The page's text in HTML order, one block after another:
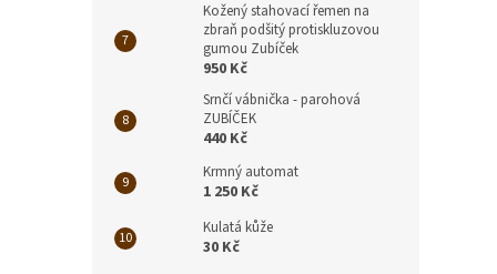
Kožený stahovací řemen na
zbraň podšitý protiskluzovou
gumou Zubíček
950 Kč
Srnčí vábnička - parohová
ZUBÍČEK
440 Kč
Krmný automat
1 250 Kč
Kulatá kůže
30 Kč